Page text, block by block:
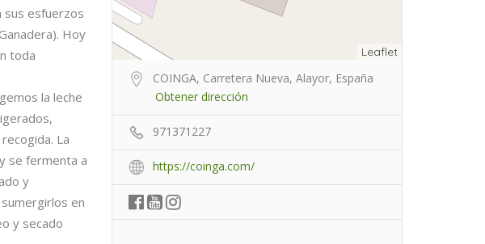
sus esfuerzos
Hoy
toda
la leche
La
se fermenta a
y
en
y secado
Leaflet
COINGA, Carretera Nueva, Alayor, España
Obtener dirección
971371227
https://coinga.com/